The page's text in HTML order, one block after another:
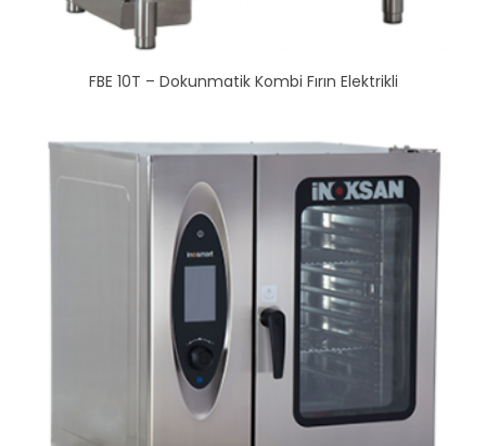
FBE 10T – Dokunmatik Kombi Fırın Elektrikli